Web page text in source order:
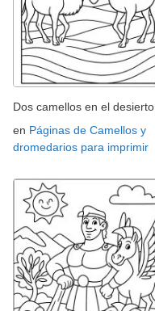
Dos camellos en el desierto
en Páginas de Camellos y
dromedarios para imprimir